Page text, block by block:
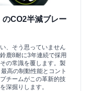
CO2半減ブレー
、そう思っていません
鹿8耐に3年連続で採用
の常識を覆します。製
高の制動性能とコント
チームがこの革新的技
深掘りします。